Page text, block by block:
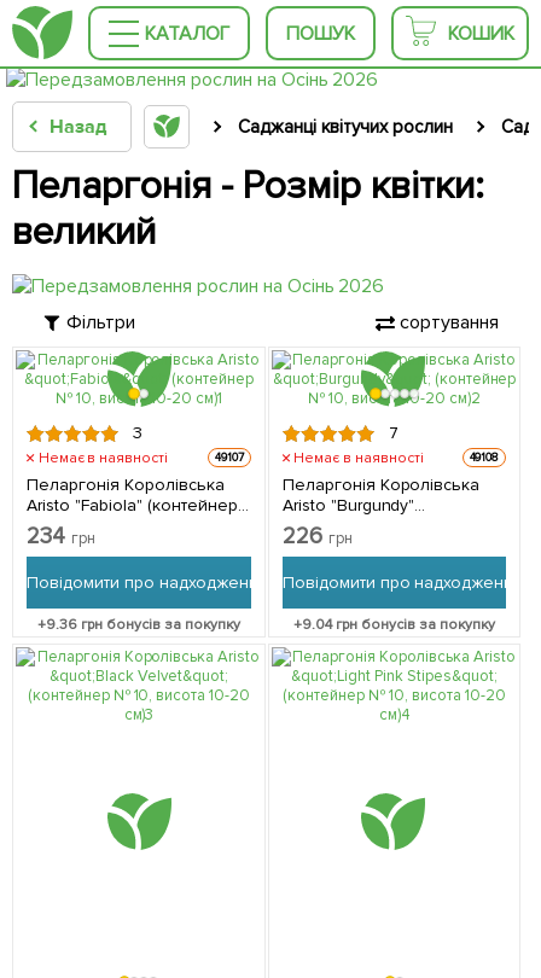
КАТАЛОГ ПОШУК КОШИК
Назад Саджанці квітучих рослин
Пеларгонія - Розмір квітки:
великий
Фільтри сортування
3
Немає в наявності 49107
Пеларгонія Королівська
Aristo "Fabiola" (контейнер
№ 10, висота 10-20 см) 1
саджанець в упаковці
234 грн
Повідомити про надходження
+9.36 грн бонусів за покупку
7
Немає в наявності 49108
Пеларгонія Королівська
Aristo "Burgundy"
(контейнер № 10, висота
10-20 см) 1 саджанець в
226 грн
Повідомити про надходження
+9.04грн бонусів за покупку